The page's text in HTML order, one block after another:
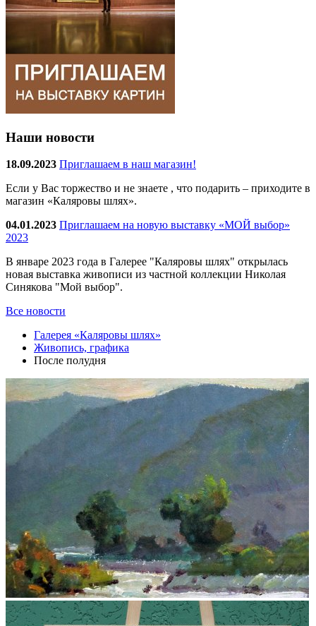
Наши новости
18.09.2023 Приглашаем в наш магазин!
Если у Вас торжество и не знаете , что подарить – приходите в
магазин «Каляровы шлях».
04.01.2023 Приглашаем на новую выставку «МОЙ выбор»
2023
В январе 2023 года в Галерее "Каляровы шлях" открылась
новая выставка живописи из частной коллекции Николая
Синякова "Мой выбор".
Все новости
Галерея «Каляровы шлях»
Живопись, графика
После полудня